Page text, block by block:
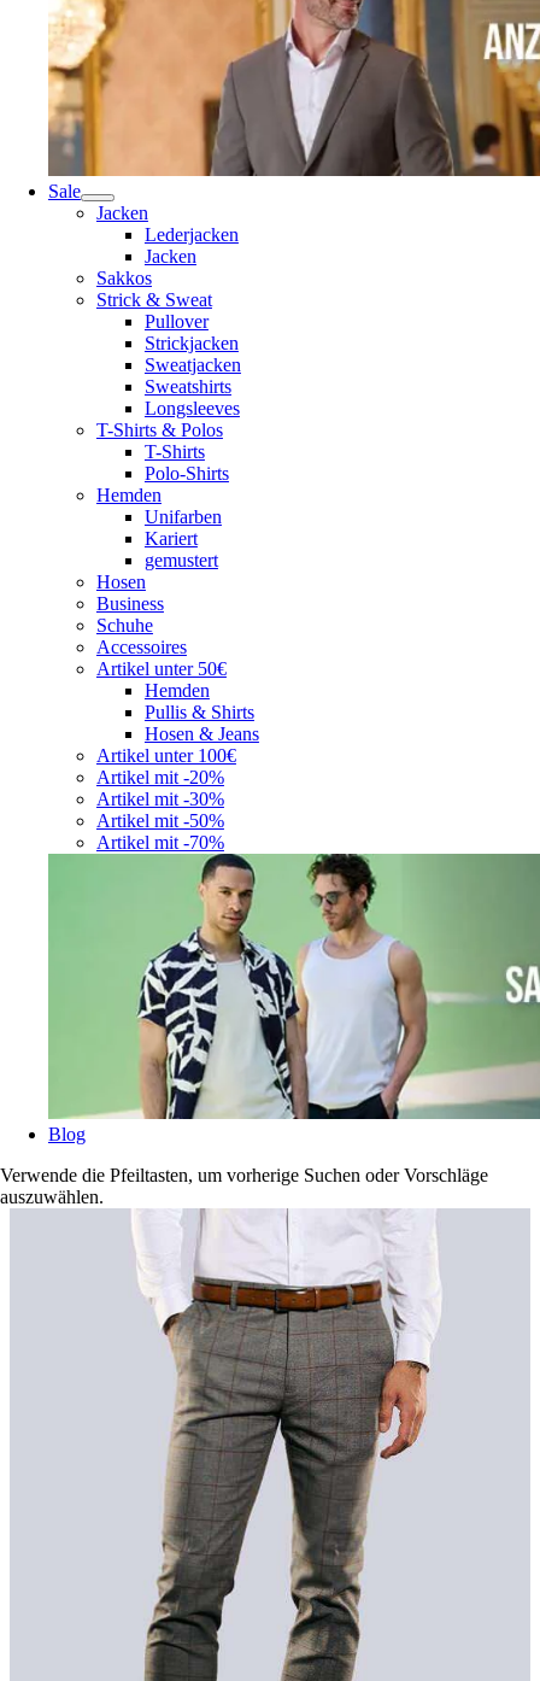
Sale
Jacken
Lederjacken
Jacken
Sakkos
Strick & Sweat
Pullover
Strickjacken
Sweatjacken
Sweatshirts
Longsleeves
T-Shirts & Polos
T-Shirts
Polo-Shirts
Hemden
Unifarben
Kariert
gemustert
Hosen
Business
Schuhe
Accessoires
Artikel unter 50€
Hemden
Pullis & Shirts
Hosen & Jeans
Artikel unter 100€
Artikel mit -20%
Artikel mit -30%
Artikel mit -50%
Artikel mit -70%
Blog
Verwende die Pfeiltasten, um vorherige Suchen oder Vorschläge
auszuwählen.